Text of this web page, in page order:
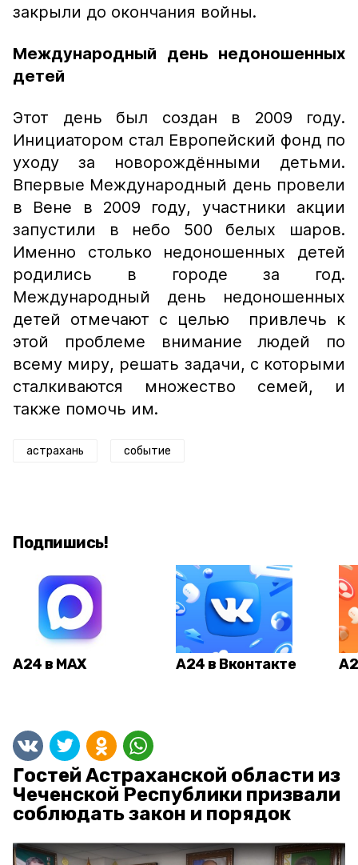
закрыли до окончания войны.
Международный день недоношенных
детей
Этот день был создан в 2009 году.
Инициатором стал Европейский фонд по
уходу за новорождёнными детьми.
Впервые Международный день провели
в Вене в 2009 году, участники акции
запустили в небо 500 белых шаров.
Именно столько недоношенных детей
родились в городе за год.
Международный день недоношенных
детей отмечают с целью привлечь к
этой проблеме внимание людей по
всему миру, решать задачи, с которыми
сталкиваются множество семей, и
также помочь им.
астрахань событие
Подпишись!
А24 в MAX А24 в Вконтакте
Гостей Астраханской области из
Чеченской Республики призвали
соблюдать закон и порядок